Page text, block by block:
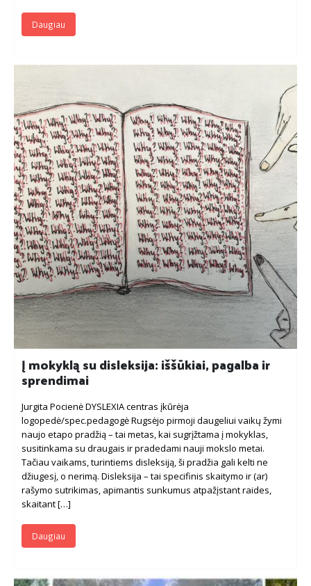
Daugiau
Į mokyklą su disleksija: iššūkiai, pagalba ir
sprendimai
Jurgita Pocienė DYSLEXIA centras įkūrėja
logopedė/spec.pedagogė Rugsėjo pirmoji daugeliui vaikų žymi
naujo etapo pradžią – tai metas, kai sugrįžtama į mokyklas,
susitinkama su draugais ir pradedami nauji mokslo metai.
Tačiau vaikams, turintiems disleksiją, ši pradžia gali kelti ne
džiugesį, o nerimą. Disleksija – tai specifinis skaitymo ir (ar)
rašymo sutrikimas, apimantis sunkumus atpažįstant raides,
skaitant […]
Daugiau